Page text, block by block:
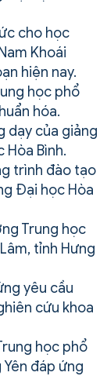
cho học
Khoái
hiện nay.
học phổ
hóa.
dạy của giảng
Bình.
trình đào tạo
Đại học Hòa
Trung học
tỉnh Hưng
yêu cầu
cứu khoa
học phổ
đáp ứng